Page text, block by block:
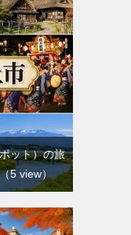
ット）の旅
（5 view）